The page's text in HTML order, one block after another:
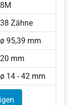
8M
38 Zähne
ø 95,39 mm
20 mm
ø 14 - 42 mm